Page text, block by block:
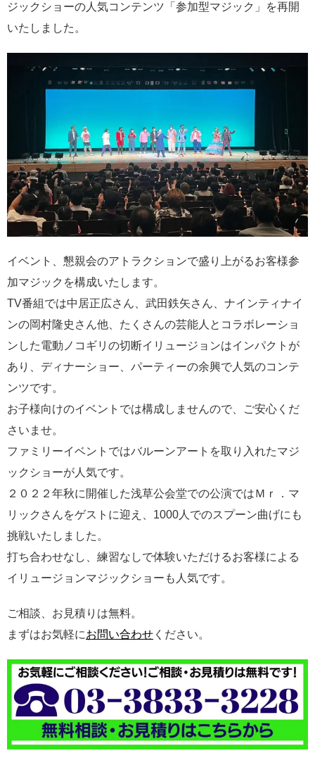
ジックショーの人気コンテンツ「参加型マジック」を再開
いたしました。
イベント、懇親会のアトラクションで盛り上がるお客様参
加マジックを構成いたします。
TV番組では中居正広さん、武田鉄矢さん、ナインティナイ
ンの岡村隆史さん他、たくさんの芸能人とコラボレーショ
ンした電動ノコギリの切断イリュージョンはインパクトが
あり、ディナーショー、パーティーの余興で人気のコンテ
ンツです。
お子様向けのイベントでは構成しませんので、ご安心くだ
さいませ。
ファミリーイベントではバルーンアートを取り入れたマジ
ックショーが人気です。
２０２２年秋に開催した浅草公会堂での公演ではＭｒ．マ
リックさんをゲストに迎え、1000人でのスプーン曲げにも
挑戦いたしました。
打ち合わせなし、練習なしで体験いただけるお客様による
イリュージョンマジックショーも人気です。
ご相談、お見積りは無料。
まずはお気軽にお問い合わせ ください。